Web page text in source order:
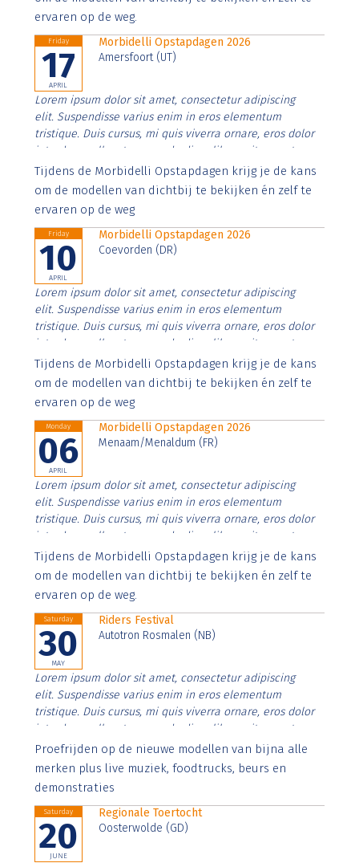
ervaren op de weg.
Friday
17
APRIL
Morbidelli Opstapdagen 2026
Amersfoort (UT)
Lorem ipsum dolor sit amet, consectetur adipiscing
elit. Suspendisse varius enim in eros elementum
tristique. Duis cursus, mi quis viverra ornare, eros dolor
interdum nulla, ut commodo diam libero vitae erat.
Aenean faucibus nibh et justo cursus id rutrum lorem
imperdiet. Nunc ut sem vitae risus tristique posuere.
Tijdens de Morbidelli Opstapdagen krijg je de kans
om de modellen van dichtbij te bekijken én zelf te
ervaren op de weg
Friday
10
APRIL
Morbidelli Opstapdagen 2026
Coevorden (DR)
Lorem ipsum dolor sit amet, consectetur adipiscing
elit. Suspendisse varius enim in eros elementum
tristique. Duis cursus, mi quis viverra ornare, eros dolor
interdum nulla, ut commodo diam libero vitae erat.
Aenean faucibus nibh et justo cursus id rutrum lorem
imperdiet. Nunc ut sem vitae risus tristique posuere.
Tijdens de Morbidelli Opstapdagen krijg je de kans
om de modellen van dichtbij te bekijken én zelf te
ervaren op de weg
Monday
06
APRIL
Morbidelli Opstapdagen 2026
Menaam/Menaldum (FR)
Lorem ipsum dolor sit amet, consectetur adipiscing
elit. Suspendisse varius enim in eros elementum
tristique. Duis cursus, mi quis viverra ornare, eros dolor
interdum nulla, ut commodo diam libero vitae erat.
Aenean faucibus nibh et justo cursus id rutrum lorem
imperdiet. Nunc ut sem vitae risus tristique posuere.
Tijdens de Morbidelli Opstapdagen krijg je de kans
om de modellen van dichtbij te bekijken én zelf te
ervaren op de weg.
Saturday
30
MAY
Riders Festival
Autotron Rosmalen (NB)
Lorem ipsum dolor sit amet, consectetur adipiscing
elit. Suspendisse varius enim in eros elementum
tristique. Duis cursus, mi quis viverra ornare, eros dolor
interdum nulla, ut commodo diam libero vitae erat.
Aenean faucibus nibh et justo cursus id rutrum lorem
imperdiet. Nunc ut sem vitae risus tristique posuere.
Proefrijden op de nieuwe modellen van bijna alle
merken plus live muziek, foodtrucks, beurs en
demonstraties
Saturday
20
JUNE
Regionale Toertocht
Oosterwolde (GD)